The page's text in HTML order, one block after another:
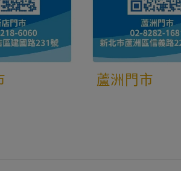
蘆洲門市